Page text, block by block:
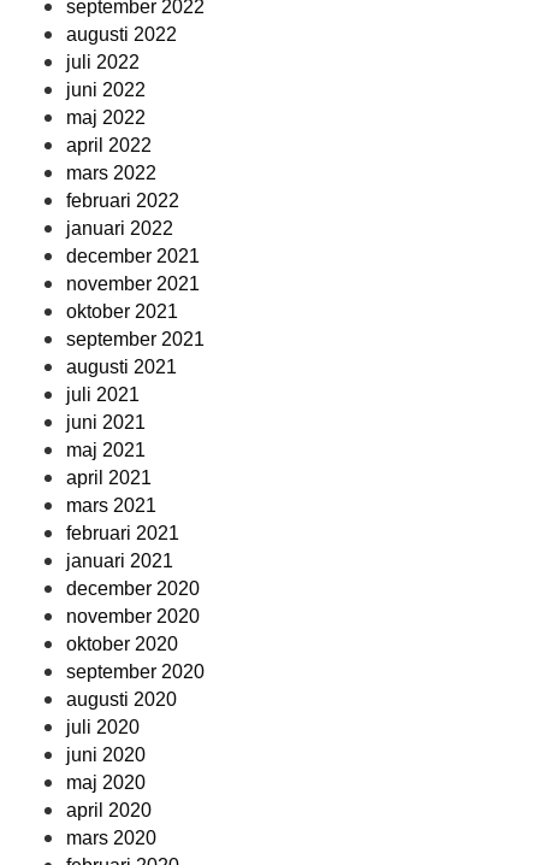
september 2022
augusti 2022
juli 2022
juni 2022
maj 2022
april 2022
mars 2022
februari 2022
januari 2022
december 2021
november 2021
oktober 2021
september 2021
augusti 2021
juli 2021
juni 2021
maj 2021
april 2021
mars 2021
februari 2021
januari 2021
december 2020
november 2020
oktober 2020
september 2020
augusti 2020
juli 2020
juni 2020
maj 2020
april 2020
mars 2020